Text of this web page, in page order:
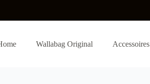
Wallabag Original Accessoires